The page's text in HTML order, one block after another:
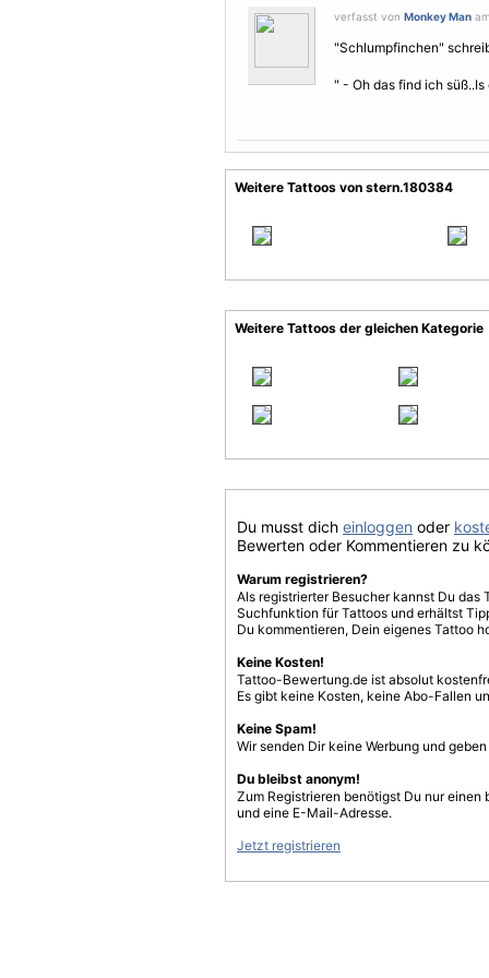
verfasst von Monkey Man
"Schlumpfinchen"
" - Oh das find ich süß..Is
Weitere Tattoos von stern.180384
Weitere Tattoos der gleichen Kategorie
Du musst dich einloggen oder
Bewerten oder Kommentieren zu
Warum registrieren?
Als registrierter Besucher kannst Du
Suchfunktion für Tattoos und erhältst
Du kommentieren, Dein eigenes Tattoo
Keine Kosten!
Tattoo-Bewertung.de ist absolut
Es gibt keine Kosten, keine Abo-Fallen
Keine Spam!
Wir senden Dir keine Werbung und
Du bleibst anonym!
Zum Registrieren benötigst Du nur einen
und eine E-Mail-Adresse.
Jetzt registrieren